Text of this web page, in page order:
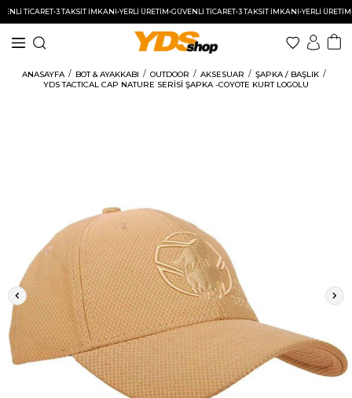
TİCARET•3 TAKSİT İMKANI•YERLİ ÜRETİM•GÜVENLİ TİCARET•3 TAKSİT İMKANI•YERLİ ÜRETİM•
ANASAYFA BOT & AYAKKABI OUTDOOR AKSESUAR
ŞAPKA / BAŞLIK
YDS TACTICAL CAP NATURE SERİSİ ŞAPKA -COYOTE KURT LOGOLU